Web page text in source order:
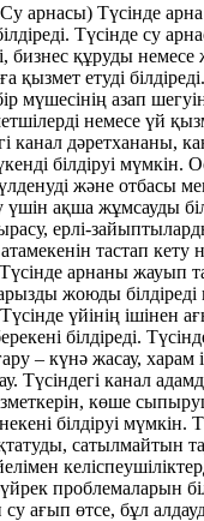
арнасы) Түсінде
Түсінде су
бизнес құруды
қызмет етуді
мүшесінің азап шегуін
немесе үй
канал дәретхананы,
білдіруі мүмкін.
және отбасы
ақша жұмсауды
ерлі-
тастап кету
Түсінде арнаны жауып
жоюды білдіреді
үйінің ішінен
білдіреді.
– күнә жасау, харам
Түсіндегі канал
көше
білдіруі мүмкін.
сатылмайтын
проблемаларын
ағып өтсе, бұл